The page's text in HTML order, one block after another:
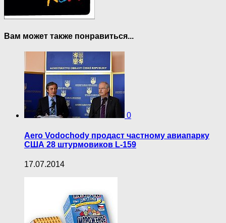
Вам может также понравиться...
0
Aero Vodochody продаст частному авиапарку
США 28 штурмовиков L-159
17.07.2014